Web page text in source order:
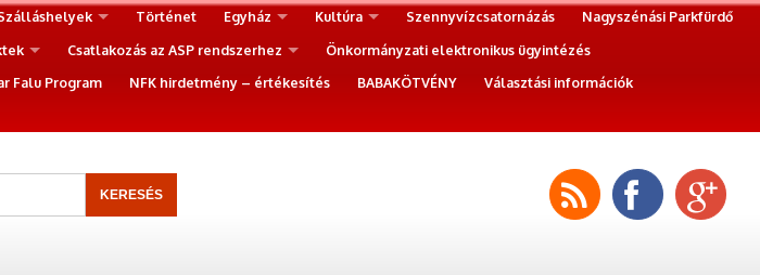
Történet Egyház Kultúra Szennyvízcsatornázás
Nagyszénási Parkfürdő
Csatlakozás az ASP rendszerhez
Önkormányzati elektronikus ügyintézés
Falu Program NFK hirdetmény – értékesítés BABAKÖTVÉNY
Választási információk